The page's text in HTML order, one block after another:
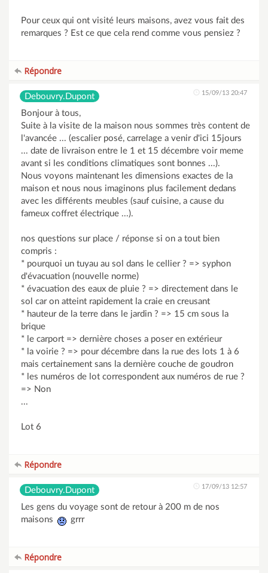
Pour ceux qui ont visité leurs maisons, avez vous fait des
remarques ? Est ce que cela rend comme vous pensiez ?
Répondre
Debouvry.Dupont 15/09/13 20:47
Bonjour à tous,
Suite à la visite de la maison nous sommes très content de
l'avancée ... (escalier posé, carrelage a venir d'ici 15jours
... date de livraison entre le 1 et 15 décembre voir meme
avant si les conditions climatiques sont bonnes ...).
Nous voyons maintenant les dimensions exactes de la
maison et nous nous imaginons plus facilement dedans
avec les différents meubles (sauf cuisine, a cause du
fameux coffret électrique ...).
nos questions sur place / réponse si on a tout bien
compris :
* pourquoi un tuyau au sol dans le cellier ? => syphon
d'évacuation (nouvelle norme)
* évacuation des eaux de pluie ? => directement dans le
sol car on atteint rapidement la craie en creusant
* hauteur de la terre dans le jardin ? => 15 cm sous la
brique
* le carport => dernière choses a poser en extérieur
* la voirie ? => pour décembre dans la rue des lots 1 à 6
mais certainement sans la dernière couche de goudron
* les numéros de lot correspondent aux numéros de rue ?
=> Non
...
Lot 6
Répondre
Debouvry.Dupont 17/09/13 12:57
Les gens du voyage sont de retour à 200 m de nos
maisons
grrr
Répondre